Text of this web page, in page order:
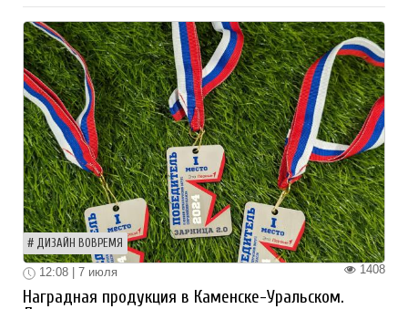
ДИЗАЙН ВОВРЕМЯ
1408
12:08 | 7 июля
Наградная продукция в Каменске-Уральском.